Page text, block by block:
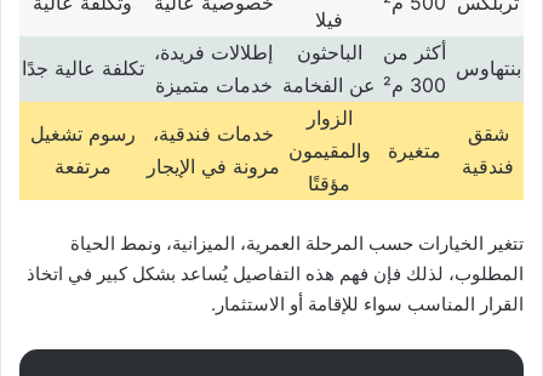
فيلا
بنتهاوس
أكثر من
300 م²
الباحثون
عن الفخامة
إطلالات فريدة،
خدمات متميزة
تكلفة عالية جدًا
شقق
فندقية
متغيرة
الزوار
والمقيمون
مؤقتًا
خدمات فندقية،
مرونة في الإيجار
رسوم تشغيل
مرتفعة
تتغير الخيارات حسب المرحلة العمرية، الميزانية، ونمط الحياة
المطلوب، لذلك فإن فهم هذه التفاصيل يُساعد بشكل كبير في اتخاذ
القرار المناسب سواء للإقامة أو الاستثمار.